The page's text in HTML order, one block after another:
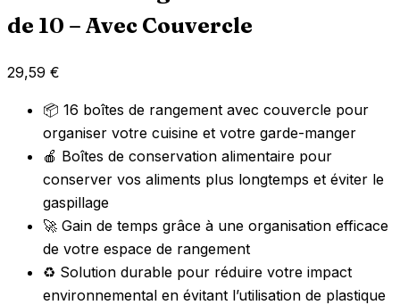
de 10 – Avec Couvercle
29,59 €
📦 16 boîtes de rangement avec couvercle pour
organiser votre cuisine et votre garde-manger
🍎 Boîtes de conservation alimentaire pour
conserver vos aliments plus longtemps et éviter le
gaspillage
🚀 Gain de temps grâce à une organisation efficace
de votre espace de rangement
♻️ Solution durable pour réduire votre impact
environnemental en évitant l’utilisation de plastique